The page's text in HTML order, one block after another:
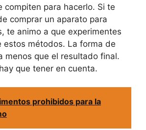
compiten para hacerlo. Si te
comprar un aparato para
te animo a que experimentes
estos métodos. La forma de
menos que el resultado final.
que tener en cuenta.
prohibidos para la